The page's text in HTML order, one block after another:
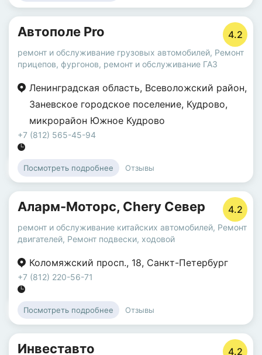
Автополе Pro 4.2
ремонт и обслуживание грузовых автомобилей, Ремонт
прицепов, фургонов, ремонт и обслуживание ГАЗ
Ленинградская область, Всеволожский район,
Заневское городское поселение, Кудрово,
микрорайон Южное Кудрово
+7 (812) 565-45-94
Посмотреть подробнее Отзывы
Аларм-Моторс, Chery Север 4.2
ремонт и обслуживание китайских автомобилей, Ремонт
двигателей, Ремонт подвески, ходовой
Коломяжский просп., 18, Санкт-Петербург
+7 (812) 220-56-71
Посмотреть подробнее Отзывы
Инвеставто 4.2